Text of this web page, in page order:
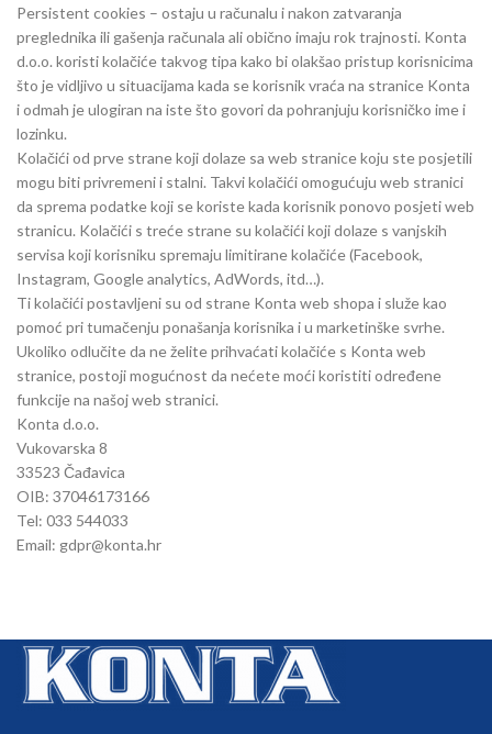
Persistent cookies – ostaju u računalu i nakon zatvaranja
preglednika ili gašenja računala ali obično imaju rok trajnosti. Konta
d.o.o. koristi kolačiće takvog tipa kako bi olakšao pristup korisnicima
što je vidljivo u situacijama kada se korisnik vraća na stranice Konta
i odmah je ulogiran na iste što govori da pohranjuju korisničko ime i
lozinku.
Kolačići od prve strane koji dolaze sa web stranice koju ste posjetili
mogu biti privremeni i stalni. Takvi kolačići omogućuju web stranici
da sprema podatke koji se koriste kada korisnik ponovo posjeti web
stranicu. Kolačići s treće strane su kolačići koji dolaze s vanjskih
servisa koji korisniku spremaju limitirane kolačiće (Facebook,
Instagram, Google analytics, AdWords, itd…).
Ti kolačići postavljeni su od strane Konta web shopa i služe kao
pomoć pri tumačenju ponašanja korisnika i u marketinške svrhe.
Ukoliko odlučite da ne želite prihvaćati kolačiće s Konta web
stranice, postoji mogućnost da nećete moći koristiti određene
funkcije na našoj web stranici.
Konta d.o.o.
Vukovarska 8
33523 Čađavica
OIB: 37046173166
Tel: 033 544033
Email: gdpr@konta.hr